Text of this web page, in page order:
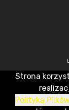
CMS & Hosting: Nefeni
Strona
Polityką